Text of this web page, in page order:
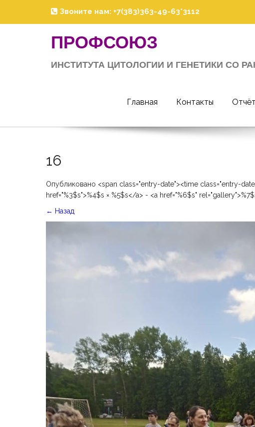
content
Звоните нам: +7(383)363-49-63*3112
ПРОФСОЮЗ
ИНСТИТУТА ЦИТОЛОГИИ И ГЕНЕТИКИ СО
Главная Контакты
16
Опубликовано <span class="entry-date"><time class="entry-
href="%3$s">%4$s × %5$s</a> - <a href="%6$s"
← Назад